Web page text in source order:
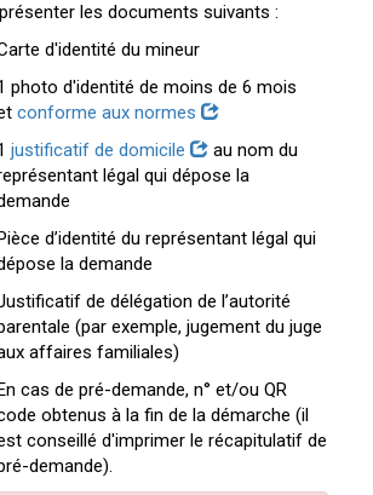
présenter les documents suivants :
d'identité du mineur
photo d'identité de moins de 6 mois
conforme aux normes
justificatif de domicile
au nom du
légal qui dépose la
Pièce d’identité du représentant légal qui
la demande
de délégation de l’autorité
(par exemple, jugement du juge
affaires familiales)
En cas de pré-demande, n° et/ou QR
obtenus à la fin de la démarche (il
conseillé d'imprimer le récapitulatif de
demande).